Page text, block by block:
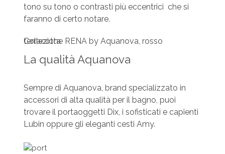
tono su tono o contrasti più eccentrici che si
faranno di certo notare.
Collezione RENA by Aquanova, rosso terracotta
La qualità Aquanova
Sempre di Aquanova, brand specializzato in
accessori di alta qualità per il bagno, puoi
trovare il portaoggetti Dix, i sofisticati e capienti
Lubin oppure gli eleganti cesti Amy.